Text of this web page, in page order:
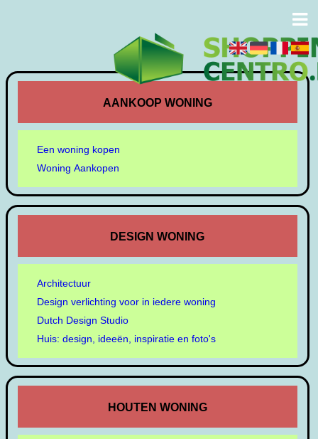
AANKOOP WONING
Een woning kopen
Woning Aankopen
DESIGN WONING
Architectuur
Design verlichting voor in iedere woning
Dutch Design Studio
Huis: design, ideeën, inspiratie en foto's
HOUTEN WONING